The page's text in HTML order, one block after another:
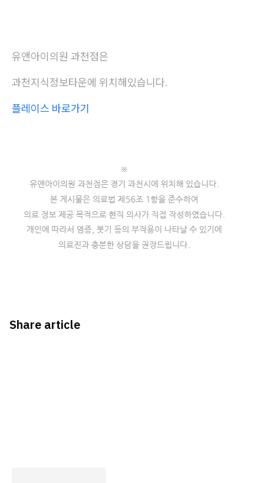
유앤아이의원 과천점은
과천지식정보타운에 위치해있습니다.
플레이스 바로가기
Share article